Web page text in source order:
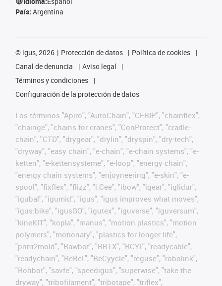
País: Argentina
© igus, 2026 Protección de datos
Política de cookies
Canal de denuncia
Aviso legal
Términos y condiciones
Configuración de la protección de datos
Los términos "Apiro", "AutoChain", "CFRIP", "chainflex",
"chainge", "chains for cranes", "ConProtect", "cradle-
chain", "CTD", "drygear", "drylin", "dryspin", "dry-tech",
"dryway", "easy chain", "e-chain", "e-chain systems", "e-
ketten", "e-kettensysteme", "e-loop", "energy chain",
"energy chain systems", "enjoyneering", "e-skin", "e-
spool", "fixflex", "flizz", "i.Cee", "ibow", "igear", "iglidur",
"igubal", "igumid", "igus", "igus improves what moves",
"igus:bike", "igusGO", "igutex", "iguverse", "iguversum",
"kineKIT", "kopla", "manus", "motion plastics", "motion
polymers", "motionary", "plastics for longer life",
"print2mold", "Rawbot", "RBTX", "RCYL", "readycable",
"readychain", "ReBeL", "ReCyycle", "reguse", "robolink",
"Rohbot", "savfe", "speedigus", "superwise", "take the
dryway", "tribofilament", "tribotape", "triflex",